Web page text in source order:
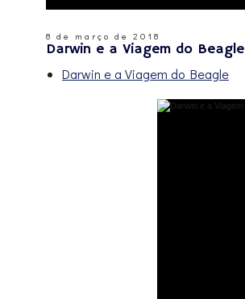
8 de março de 2018
Darwin e a Viagem do Beagle
Darwin e a Viagem do Beagle